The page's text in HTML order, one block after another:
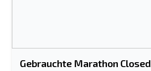
Gebrauchte Marathon